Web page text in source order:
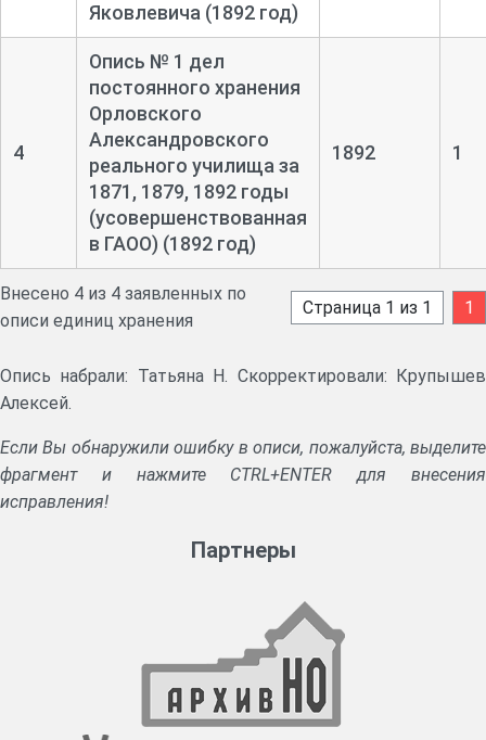
Яковлевича (1892 год)
4
Опись № 1 дел
постоянного хранения
Орловского
Александровского
реального училища за
1871, 1879, 1892 годы
(усовершенствованная
в ГАОО) (1892 год)
1892 1
Внесено 4 из 4 заявленных по
описи единиц хранения
Страница 1 из 1 1
Опись набрали: Татьяна Н. Скорректировали: Крупышев
Алексей.
Если Вы обнаружили ошибку в описи, пожалуйста, выделите
фрагмент и нажмите CTRL+ENTER для внесения
исправления!
Партнеры